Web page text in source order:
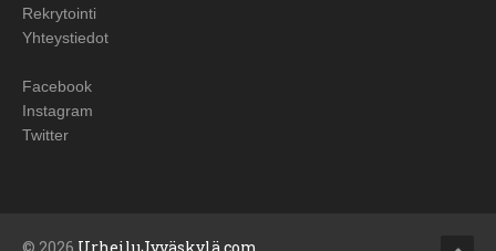
Rekrytointi
Yhteystiedot
Facebook
Instagram
Twitter